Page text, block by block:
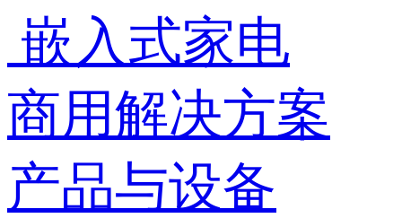
嵌入式家电
商用解决方案
产品与设备